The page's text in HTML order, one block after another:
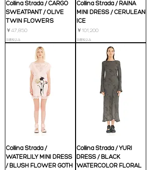
Collina Strada / CARGO
SWEATPANT / OLIVE
TWIN FLOWERS
価格
￥47,850
消費税込み
Collina Strada / RAINA
MINI DRESS / CERULEAN
ICE
価格
￥101,200
消費税込み
Collina Strada /
WATERLILY MINI DRESS
/ BLUSH FLOWER GOTH
Collina Strada / YURI
DRESS / BLACK
WATERCOLOR FLORAL